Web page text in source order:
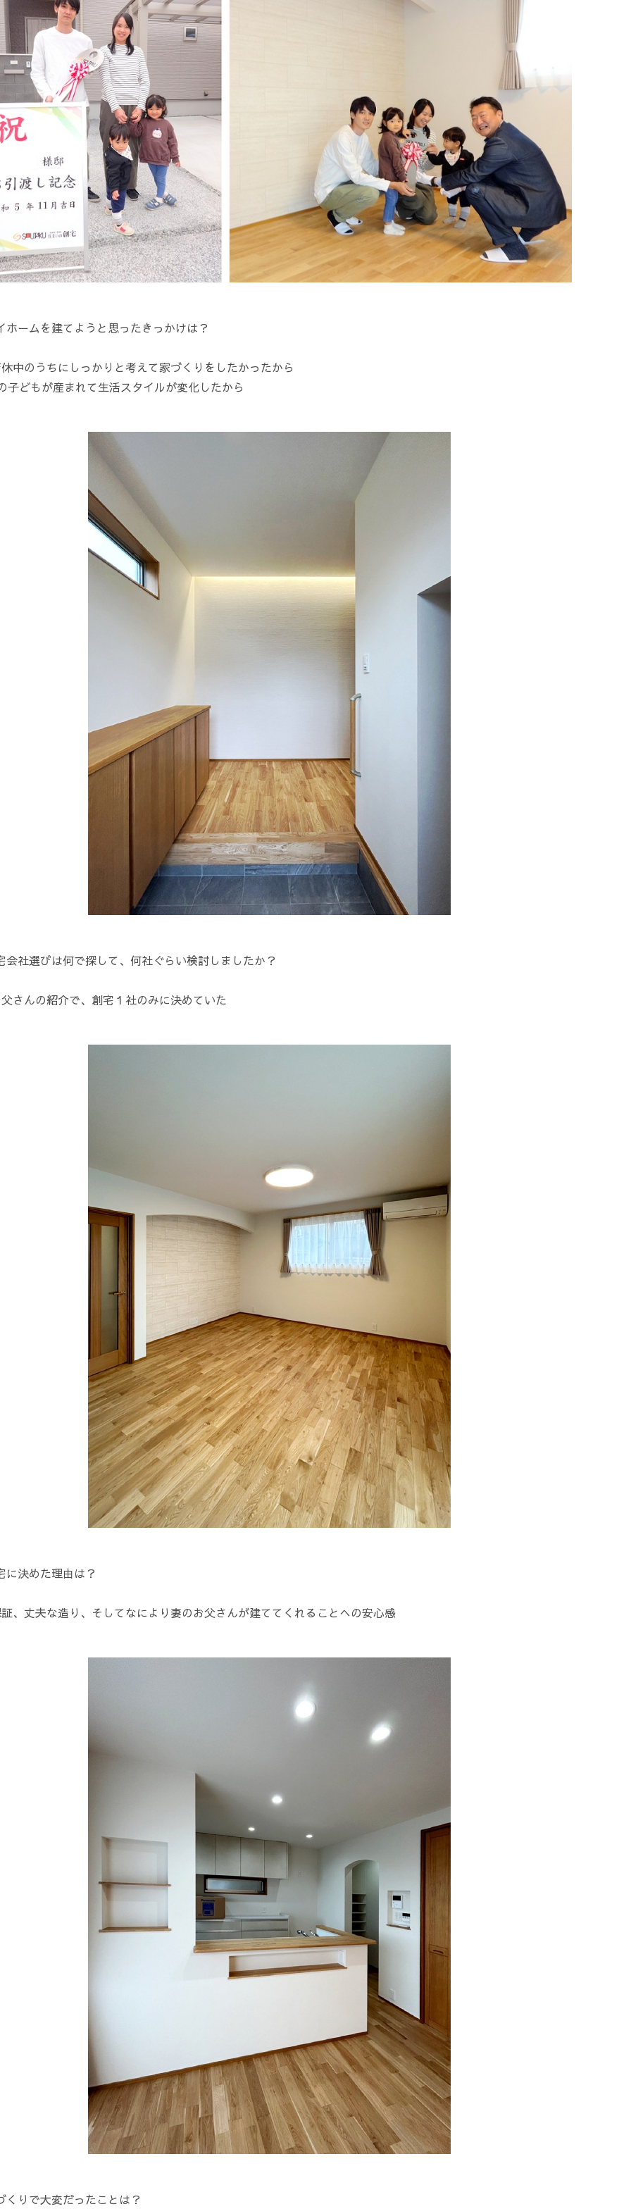
ホームを建てようと思ったきっかけは？
中のうちにしっかりと考えて家づくりをしたかったから
子どもが産まれて生活スタイルが変化したから
会社選びは何で探して、何社ぐらい検討しましたか？
さんの紹介で、創宅１社のみに決めていた
に決めた理由は？
、丈夫な造り、そしてなにより妻のお父さんが建ててくれることへの安心感
くりで大変だったことは？